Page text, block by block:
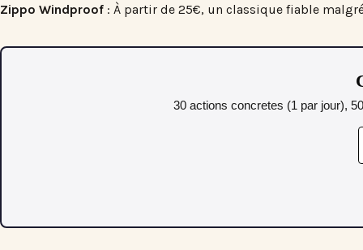
Zippo Windproof : À partir de 25€, un classique fiable
30 actions concretes (1 par jour),